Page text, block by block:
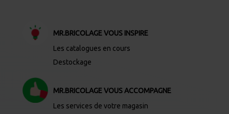
MR.BRICOLAGE VOUS INSPIRE
Les catalogues en cours
Destockage
MR.BRICOLAGE VOUS ACCOMPAGNE
Les services de votre magasin